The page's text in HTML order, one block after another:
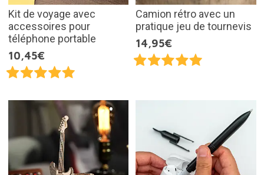
Kit de voyage avec
accessoires pour
téléphone portable
10,45€
Camion rétro avec un
pratique jeu de tournevis
14,95€